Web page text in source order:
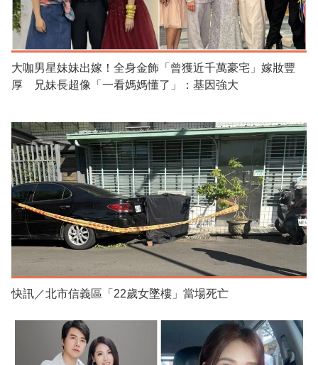
大咖男星妹妹出嫁！全身金飾「曾獲近千萬豪宅」嫁妝豐
厚 兄妹長超像「一看媽媽懂了」：基因強大
快訊／北市信義區「22歲女墜樓」當場死亡